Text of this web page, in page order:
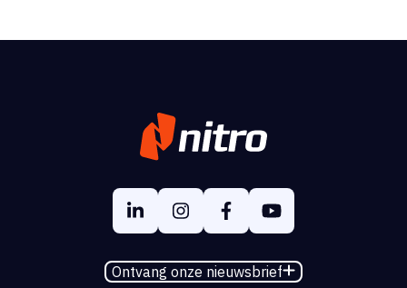
Ontvang onze nieuwsbrief